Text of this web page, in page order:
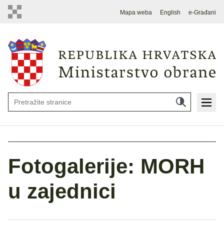
Mapa weba English e-Građani
Fotogalerije: MORH
u zajednici